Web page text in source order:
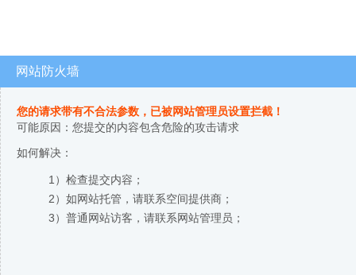
网站防火墙
您的请求带有不合法参数，已被网站管理员设置拦截！
可能原因：您提交的内容包含危险的攻击请求
如何解决：
1）检查提交内容；
2）如网站托管，请联系空间提供商；
3）普通网站访客，请联系网站管理员；